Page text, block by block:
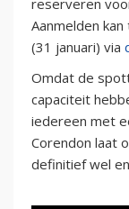
reserveren
Aanmelden
(31 januari) via
Omdat de
capaciteit
iedereen met
Corendon laat
definitief wel